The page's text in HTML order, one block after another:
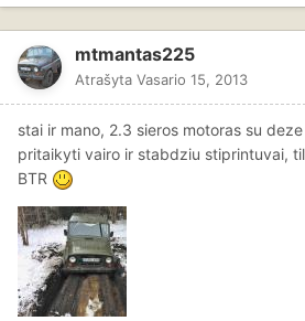
mtmantas225
Atrašyta Vasario 15, 2013
stai ir mano, 2.3 sieros motoras su
pritaikyti vairo ir stabdziu stiprintuvai,
BTR